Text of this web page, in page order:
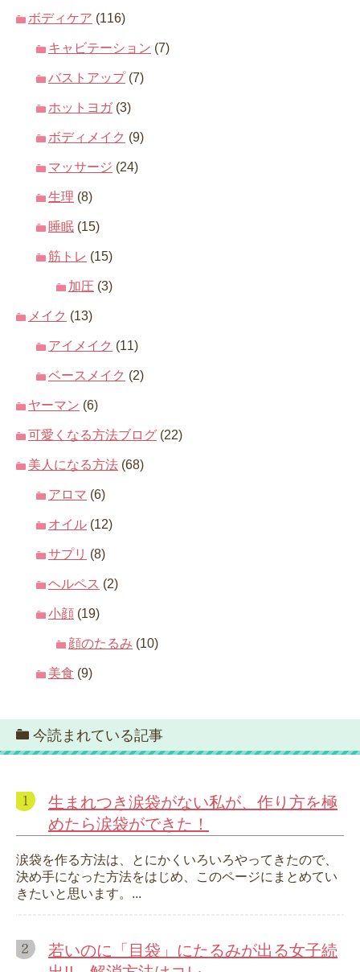
ボディケア (116)
キャビテーション (7)
バストアップ(7)
ホットヨガ(3)
ボディメイク (9)
マッサージ (24)
生理 (8)
睡眠 (15)
筋トレ (15)
加圧 (3)
メイク (13)
アイメイク (11)
ベースメイク (2)
ヤーマン (6)
可愛くなる方法ブログ (22)
美人になる方法 (68)
アロマ (6)
オイル (12)
サプリ (8)
ヘルペス (2)
小顔 (19)
顔のたるみ (10)
美食 (9)
今読まれている記事
生まれつき涙袋がない私が、作り方を極
めたら涙袋ができた！
涙袋を作る方法は、とにかくいろいろやってきたので、
決め手になった方法をはじめ、このページにまとめてい
きたいと思います。...
若いのに「目袋」にたるみが出る女子続